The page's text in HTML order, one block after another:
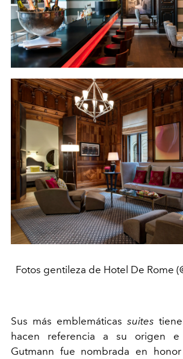
Fotos gentileza de Hotel De Rome
Sus más emblemáticas suites
hacen referencia a su origen e
Gutmann fue nombrada en